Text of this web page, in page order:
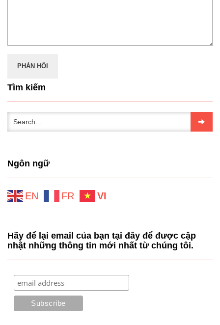
Tìm kiếm
Ngôn ngữ
EN FR VI
Hãy để lại email của bạn tại đây để được cập
nhật những thông tin mới nhất từ chúng tôi.